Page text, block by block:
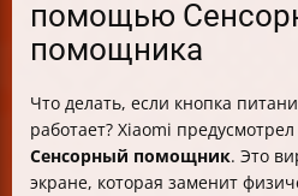
помощью
помощника
Что делать, если кнопка
работает? Xiaomi
Сенсорный помощник. Это
экране, которая заменит